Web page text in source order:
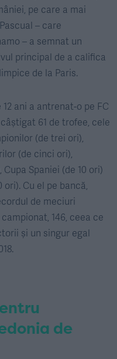
pe care a mai
– care
– a semnat un
principal de a califica
de la Paris.
ani a antrenat-o pe FC
61 de trofee, cele
(de trei ori),
(de cinci ori),
Spaniei (de 10 ori)
ori). Cu el pe bancă,
de meciuri
146, ceea ce
și un singur egal
de